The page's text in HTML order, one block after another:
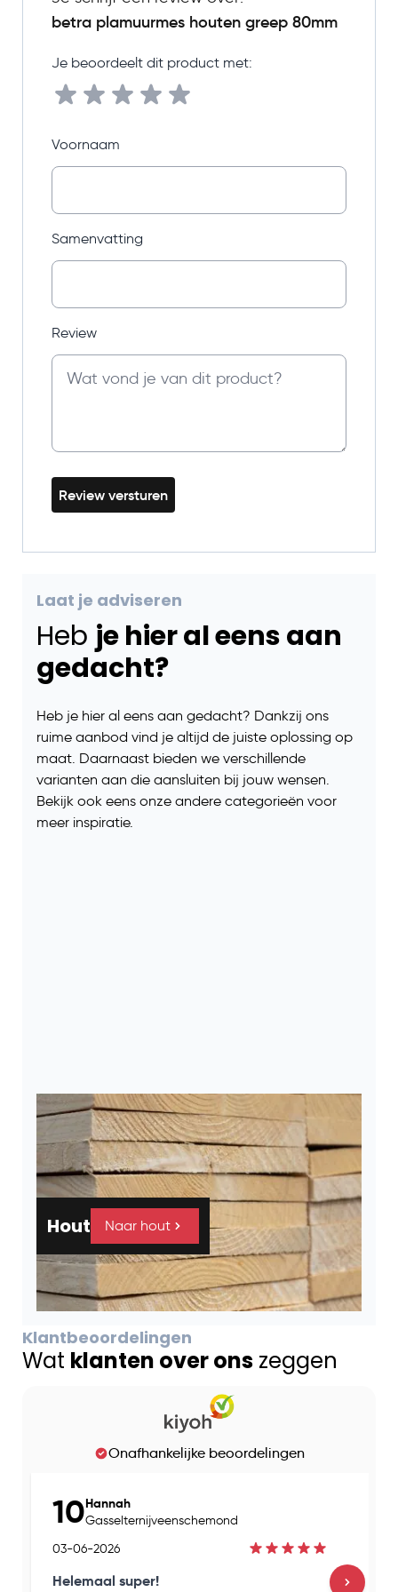
betra plamuurmes houten greep 80mm
Je beoordeelt dit product met:
Voornaam
Samenvatting
Review
Review versturen
Laat je adviseren
Heb je hier al eens aan
gedacht?
Heb je hier al eens aan gedacht? Dankzij ons
ruime aanbod vind je altijd de juiste oplossing op
maat. Daarnaast bieden we verschillende
varianten aan die aansluiten bij jouw wensen.
Bekijk ook eens onze andere categorieën voor
meer inspiratie.
Hout Naar hout
Klantbeoordelingen
Wat klanten over ons zeggen
Onafhankelijke beoordelingen
10Hannah
Gasselternijveenschemond
03-06-2026
Helemaal super!